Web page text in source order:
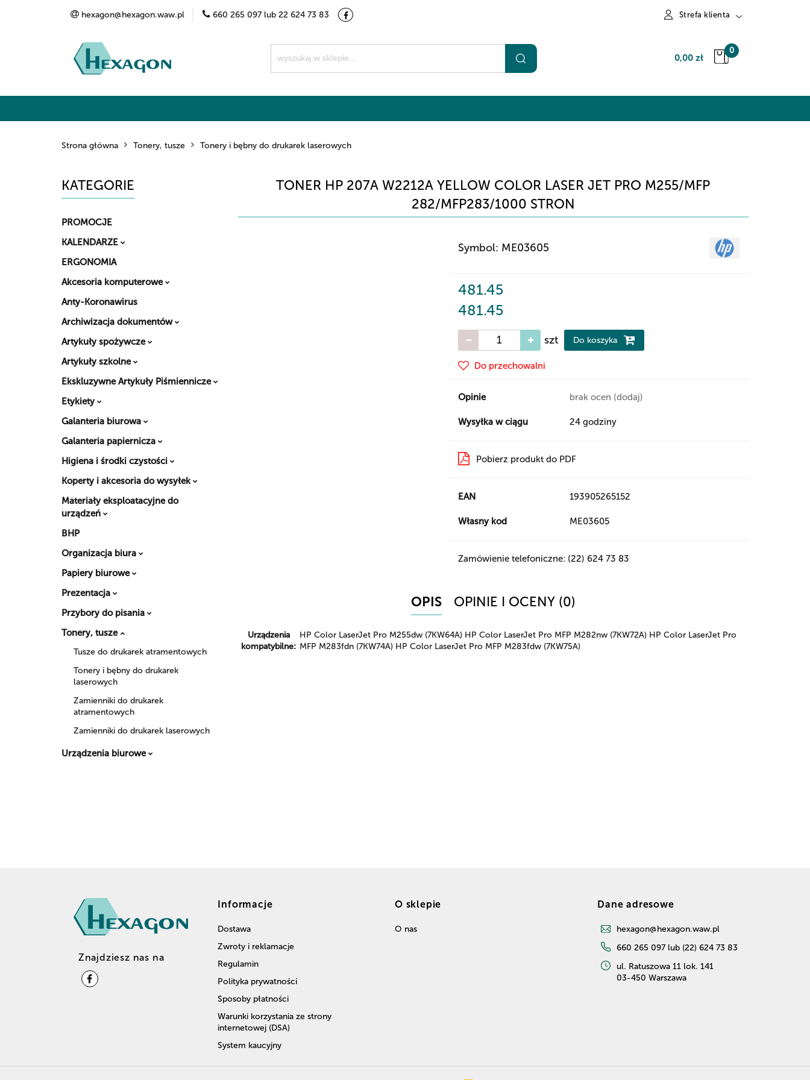
hexagon@hexagon.waw.pl 660 265 097 lub 22 624 73 83 Strefa klienta
Zaloguj się
Zarejestruj się
0,00 zł
0
Kategorie
Strona główna Tonery, tusze Tonery i bębny do drukarek laserowych
KATEGORIE
PROMOCJE
KALENDARZE
ERGONOMIA
Akcesoria komputerowe
Anty-Koronawirus
Archiwizacja dokumentów
Artykuły spożywcze
Artykuły szkolne
Ekskluzywne Artykuły Piśmiennicze
Etykiety
Galanteria biurowa
Galanteria papiernicza
Higiena i środki czystości
Koperty i akcesoria do wysyłek
Materiały eksploatacyjne do
urządzeń
BHP
Organizacja biura
Papiery biurowe
Prezentacja
Przybory do pisania
Tonery, tusze
Tusze do drukarek atramentowych
Tonery i bębny do drukarek
laserowych
Zamienniki do drukarek
atramentowych
Zamienniki do drukarek laserowych
Urządzenia biurowe
TONER HP 207A W2212A YELLOW COLOR LASER JET PRO M255/MFP
282/MFP283/1000 STRON
Symbol: ME03605
481.45
481.45
szt Do koszyka
Do przechowalni
Opinie brak ocen (dodaj)
Wysyłka w ciągu 24 godziny
Pobierz produkt do PDF
EAN 193905265152
Własny kod ME03605
Zamówienie telefoniczne: (22) 624 73 83
OPIS OPINIE I OCENY (0)
Urządzenia
kompatybilne:
HP Color LaserJet Pro M255dw (7KW64A) HP Color LaserJet Pro MFP M282nw (7KW72A) HP Color LaserJet Pro
MFP M283fdn (7KW74A) HP Color LaserJet Pro MFP M283fdw (7KW75A)
Znajdziesz nas na
Dane adresowe
hexagon@hexagon.waw.pl
660 265 097 lub (22) 624 73 83
ul. Ratuszowa 11 lok. 141
03-450 Warszawa
Informacje
Dostawa
Zwroty i reklamacje
Regulamin
Polityka prywatności
Sposoby płatności
Warunki korzystania ze strony
internetowej (DSA)
System kaucyjny
O sklepie
O nas